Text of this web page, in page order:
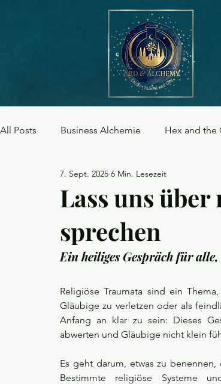
All Posts Business Alchemie Hex and the
Jahreskreisfeste Traditionen & Rituale
Lass uns
sprechen
7. Sept. 2025 6 Min. Lesezeit
Ein heiliges Gespräch für
Religiöse Traumata sind ein
Gläubige zu verletzen oder als
Anfang an klar zu sein: Dieses
abwerten und Gläubige nicht klein
Es geht darum, etwas zu
Bestimmte religiöse Systeme